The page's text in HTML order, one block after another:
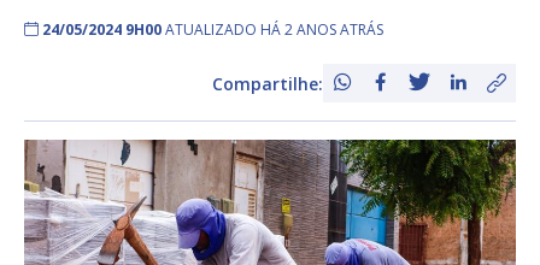
24/05/2024 9H00ATUALIZADO HÁ 2 ANOS ATRÁS
Compartilhe: